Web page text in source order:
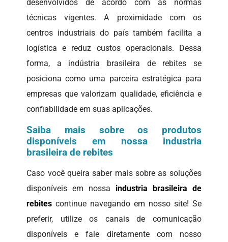
desenvolvidos de acordo com as normas
técnicas vigentes. A proximidade com os
centros industriais do país também facilita a
logística e reduz custos operacionais. Dessa
forma, a indústria brasileira de rebites se
posiciona como uma parceira estratégica para
empresas que valorizam qualidade, eficiência e
confiabilidade em suas aplicações.
Saiba mais sobre os produtos
disponíveis em nossa industria
brasileira de rebites
Caso você queira saber mais sobre as soluções
disponíveis em nossa industria brasileira de
rebites continue navegando em nosso site! Se
preferir, utilize os canais de comunicação
disponíveis e fale diretamente com nosso